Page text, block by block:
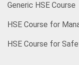
Generic HSE Course
HSE Course for
HSE Course for